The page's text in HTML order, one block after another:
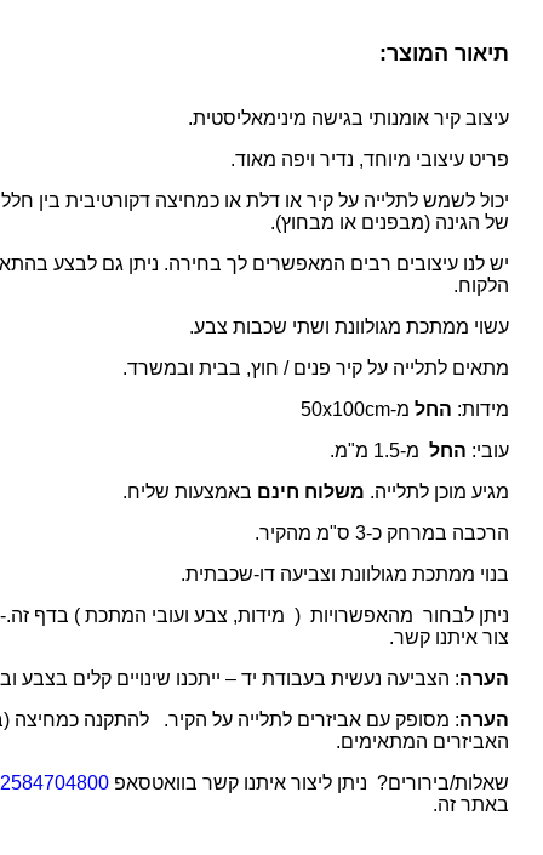
תיאור המוצר:
עיצוב קיר אומנותי בגישה מינימאליסטית.
פריט עיצובי מיוחד, נדיר ויפה מאוד.
יכול לשמש לתלייה על קיר או דלת או כמחיצה דקורטיבית בין
של הגינה (מבפנים או מבחוץ).
יש לנו עיצובים רבים המאפשרים לך בחירה. ניתן גם לבצע
הלקוח.
עשוי ממתכת מגולוונת ושתי שכבות צבע.
מתאים לתלייה על קיר פנים / חוץ, בבית ובמשרד.
מידות: החל מ-50x100cm
עובי: החל מ-1.5 מ"מ.
מגיע מוכן לתלייה. משלוח חינם באמצעות שליח.
הרכבה במרחק כ-3 ס"מ מהקיר.
בנוי ממתכת מגולוונת וצביעה דו-שכבתית.
ניתן לבחור מהאפשרויות ( מידות, צבע ועובי המתכת ) בדף
צור איתנו קשר.
הערה: הצביעה נעשית בעבודת יד – ייתכנו שינויים קלים בצבע
הערה: מסופק עם אביזרים לתלייה על הקיר. להתקנה כמחיצה
האביזרים המתאימים.
שאלות/בירורים? ניתן ליצור איתנו קשר בוואטסאפ
באתר זה.